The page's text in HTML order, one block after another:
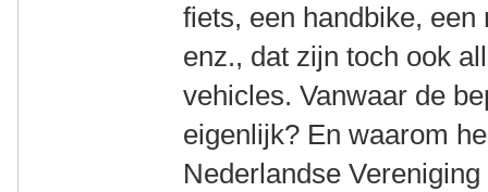
fiets, een handbike,
enz., dat zijn toch ook
vehicles. Vanwaar de
eigenlijk? En waarom
Nederlandse